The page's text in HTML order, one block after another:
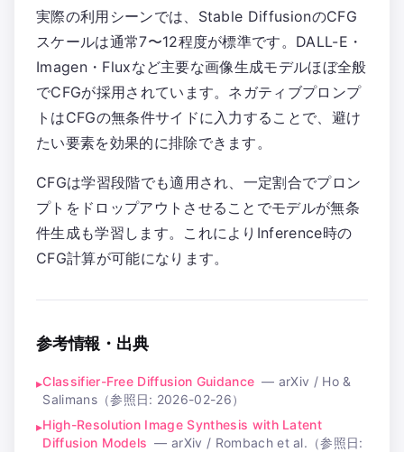
実際の利用シーンでは、Stable DiffusionのCFG
スケールは通常7〜12程度が標準です。DALL-E・
Imagen・Fluxなど主要な画像生成モデルほぼ全般
でCFGが採用されています。ネガティブプロンプ
トはCFGの無条件サイドに入力することで、避け
たい要素を効果的に排除できます。
CFGは学習段階でも適用され、一定割合でプロン
プトをドロップアウトさせることでモデルが無条
件生成も学習します。これによりInference時の
CFG計算が可能になります。
参考情報・出典
▸Classifier-Free Diffusion Guidance — arXiv / Ho &
Salimans（参照日: 2026-02-26）
▸High-Resolution Image Synthesis with Latent
Diffusion Models —arXiv / Rombach et al. （参照日: